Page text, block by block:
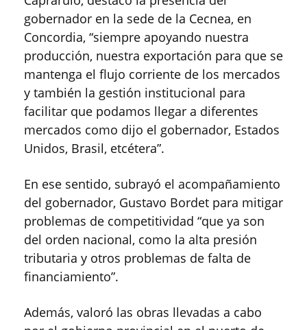
gobernador en la sede de la Cecnea, en
Concordia, “siempre apoyando nuestra
producción, nuestra exportación para que se
mantenga el flujo corriente de los mercados
y también la gestión institucional para
facilitar que podamos llegar a diferentes
mercados como dijo el gobernador, Estados
Unidos, Brasil, etcétera”.
En ese sentido, subrayó el acompañamiento
del gobernador, Gustavo Bordet para mitigar
problemas de competitividad “que ya son
del orden nacional, como la alta presión
tributaria y otros problemas de falta de
financiamiento”.
Además, valoró las obras llevadas a cabo